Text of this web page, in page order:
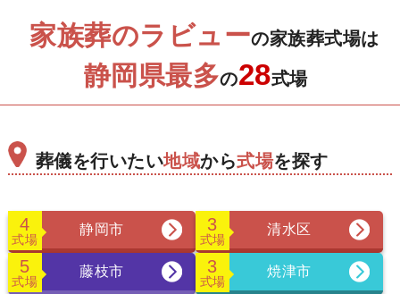
火葬式プラン
30
295,000
火葬式プラン
40
395,000円
家族葬のラビューの家族葬式場は
静岡県最多の28式場
葬儀を行いたい地域から式場を探す
4
式場
静岡市 3
式場
清水区
5
式場
藤枝市 3
式場
焼津市